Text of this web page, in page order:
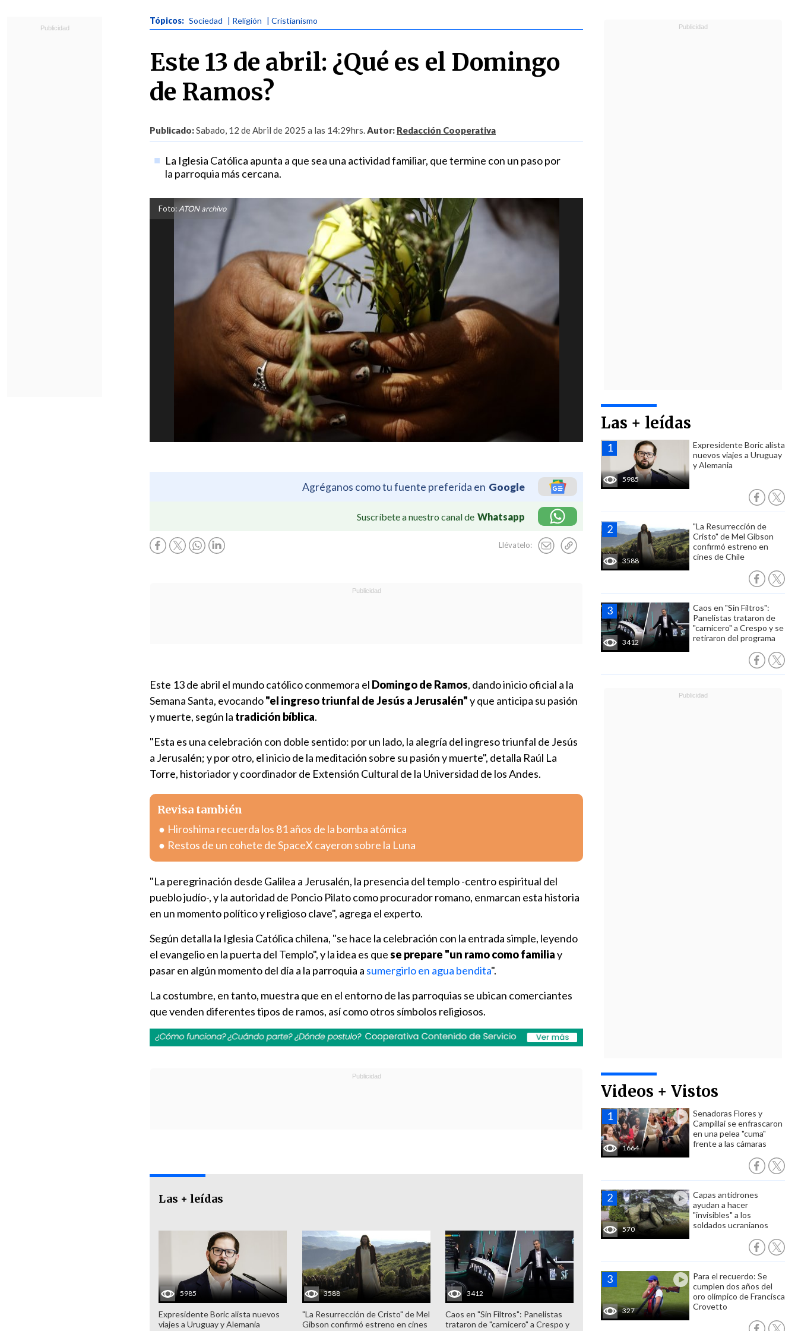
Tópicos: Sociedad | Religión | Cristianismo
Este 13 de abril: ¿Qué es el Domingo
de Ramos?
Publicado:Sabado, 12 de Abril de 2025 a las 14:29hrs.Autor: Redacción Cooperativa
La Iglesia Católica apunta a que sea una actividad familiar, que termine con un paso por
la parroquia más cercana.
Foto: ATON archivo
Agréganos como tu fuente preferida en Google
Suscríbete a nuestro canal de Whatsapp
Llévatelo:
Las + leídas
5985
Expresidente Boric alista
nuevos viajes a Uruguay
y Alemania
3588
"La Resurrección de
Cristo" de Mel Gibson
confirmó estreno en
cines de Chile
3412
Caos en "Sin Filtros":
Panelistas trataron de
"carnicero" a Crespo y se
retiraron del programa
Videos + Vistos
1664
Senadoras Flores y
Campillai se enfrascaron
en una pelea "cuma"
frente a las cámaras
570
Capas antidrones
ayudan a hacer
"invisibles" a los
soldados ucranianos
327
Para el recuerdo: Se
cumplen dos años del
oro olímpico de Francisca
Crovetto
Este 13 de abril el mundo católico conmemora el Domingo de Ramos, dando inicio oficial a la
Semana Santa, evocando"el ingreso triunfal de Jesús a Jerusalén"y que anticipa su pasión
y muerte, según la tradición bíblica.
"Esta es una celebración con doble sentido: por un lado, la alegría del ingreso triunfal de Jesús
a Jerusalén; y por otro, el inicio de la meditación sobre su pasión y muerte", detalla Raúl La
Torre, historiador y coordinador de Extensión Cultural de la Universidad de los Andes.
Revisa también
Hiroshima recuerda los 81 años de la bomba atómica
Restos de un cohete de SpaceX cayeron sobre la Luna
"La peregrinación desde Galilea a Jerusalén, la presencia del templo -centro espiritual del
pueblo judío-, y la autoridad de Poncio Pilato como procurador romano, enmarcan esta historia
en un momento político y religioso clave", agrega el experto.
Según detalla la Iglesia Católica chilena, "se hace la celebración con la entrada simple, leyendo
el evangelio en la puerta del Templo", y la idea es quese prepare "un ramo como familiay
pasar en algún momento del día a la parroquia a sumergirlo en agua bendita".
La costumbre, en tanto, muestra que en el entorno de las parroquias se ubican comerciantes
que venden diferentes tipos de ramos, así como otros símbolos religiosos.
Las + leídas
5985
Expresidente Boric alista nuevos
viajes a Uruguay y Alemania
3588
"La Resurrección de Cristo" de Mel
Gibson confirmó estreno en cines
3412
Caos en "Sin Filtros": Panelistas
trataron de "carnicero" a Crespo y